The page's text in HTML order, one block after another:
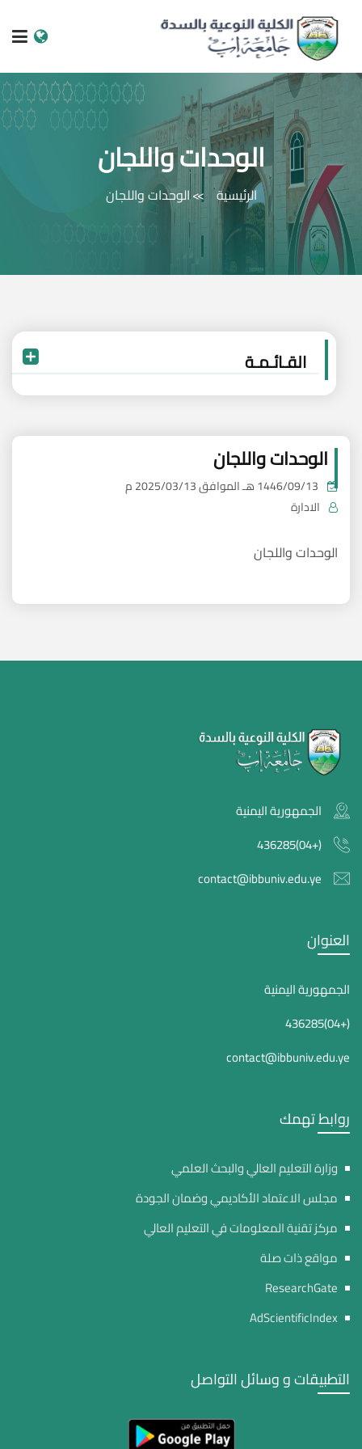
الرئيسية
عن الجامعة
البرامج الاكاديمية
خدمات الطالب
الكليات والمراكز
البحث العلمي
الوحدات واللجان
الرئيسية الوحدات واللجان
القـائـمـة
الوحدات واللجان
الموافق2025/03/13 م
الادارة
الوحدات واللجان
الجمهورية اليمنية
(+04)436285
contact@ibbuniv.edu.ye
العنوان
الجمهورية اليمنية
(+04)436285
contact@ibbuniv.edu.ye
روابط تهمك
وزارة التعليم العالي والبحث العلمي
مجلس الاعتماد الأكاديمي وضمان الجودة
مركز تقنية المعلومات في التعليم العالي
مواقع ذات صلة
ResearchGate
AdScientificIndex
التطبيقات و وسائل التواصل